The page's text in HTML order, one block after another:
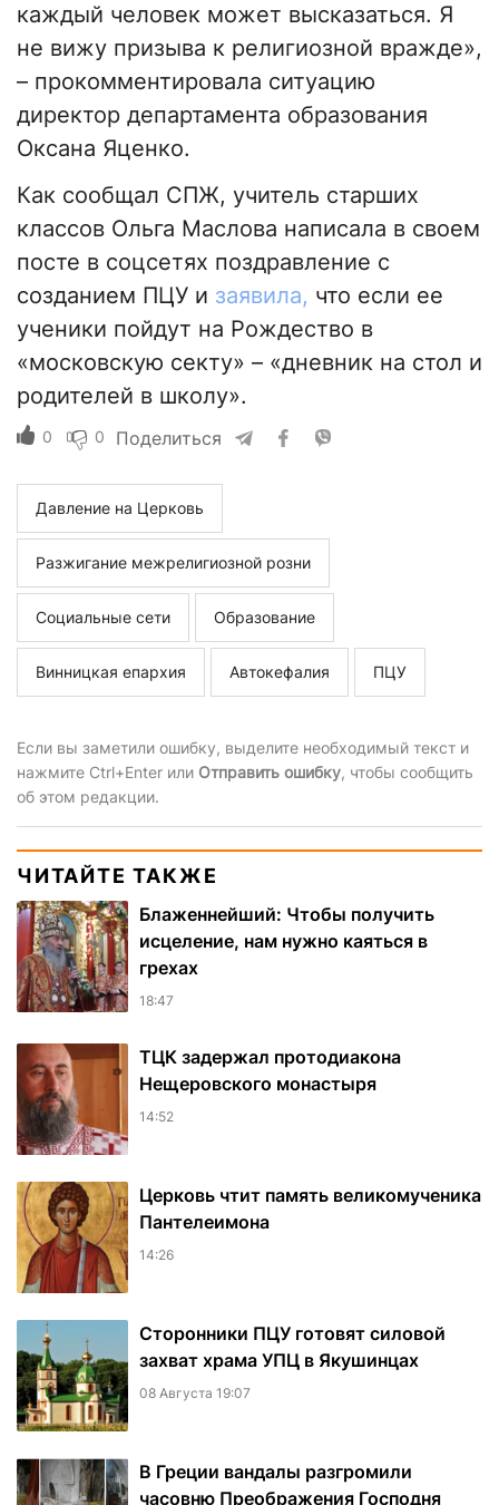
каждый человек может высказаться. Я
не вижу призыва к религиозной вражде»,
– прокомментировала ситуацию
директор департамента образования
Оксана Яценко.
Как сообщал СПЖ, учитель старших
классов Ольга Маслова написала в своем
посте в соцсетях поздравление с
созданием ПЦУ и заявила, что если ее
ученики пойдут на Рождество в
«московскую секту» – «дневник на стол и
родителей в школу».
0 0 Поделиться
Давление на Церковь
Разжигание межрелигиозной розни
Социальные сети Образование
Винницкая епархия Автокефалия ПЦУ
Если вы заметили ошибку, выделите необходимый текст и
нажмите Ctrl+Enter или Отправить ошибку, чтобы сообщить
об этом редакции.
ЧИТАЙТЕ ТАКЖЕ
Блаженнейший: Чтобы получить
исцеление, нам нужно каяться в
грехах
18:47
ТЦК задержал протодиакона
Нещеровского монастыря
14:52
Церковь чтит память великомученика
Пантелеимона
14:26
Сторонники ПЦУ готовят силовой
захват храма УПЦ в Якушинцах
08 Августа 19:07
В Греции вандалы разгромили
часовню Преображения Господня